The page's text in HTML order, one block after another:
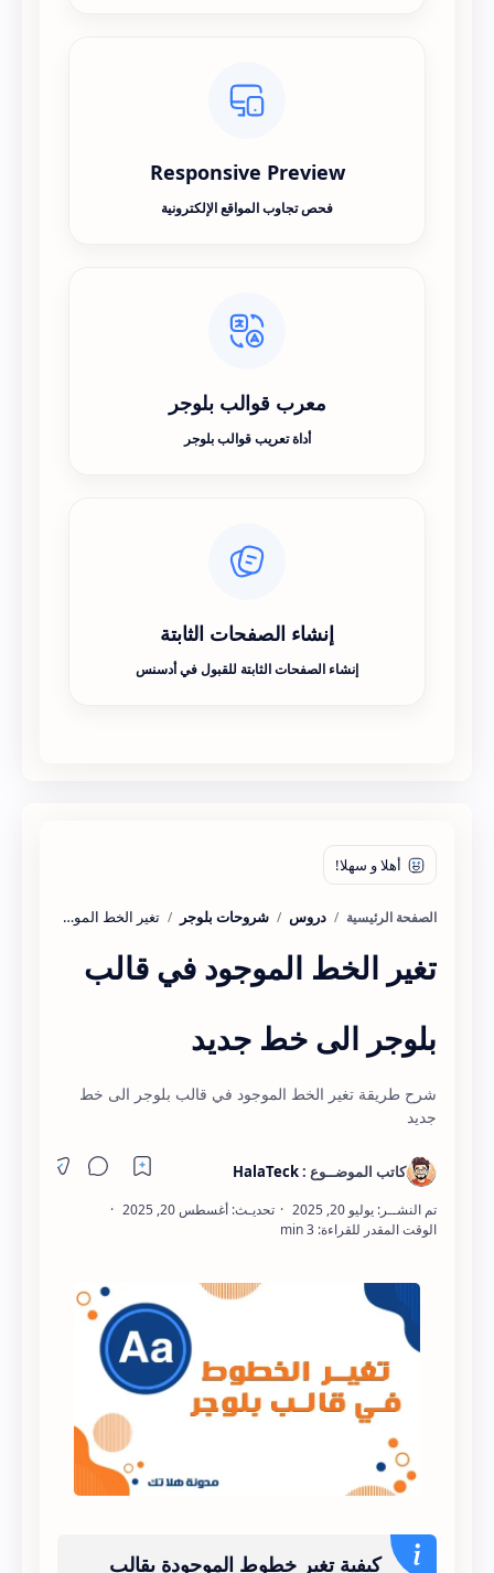
Responsive Preview
فحص تجاوب المواقع الإلكترونية
معرب قوالب بلوجر
أداة تعريب قوالب بلوجر
إنشاء الصفحات الثابتة
إنشاء الصفحات الثابتة للقبول في أدسنس
الصفحة الرئيسية دروس شروحات بلوجر
تغير الخط الموجود في قالب
بلوجر الى خط جديد
شرح طريقة تغير الخط الموجود في قالب بلوجر الى خط
جديد
كيفية تغير خطوط الموجودة بقالب